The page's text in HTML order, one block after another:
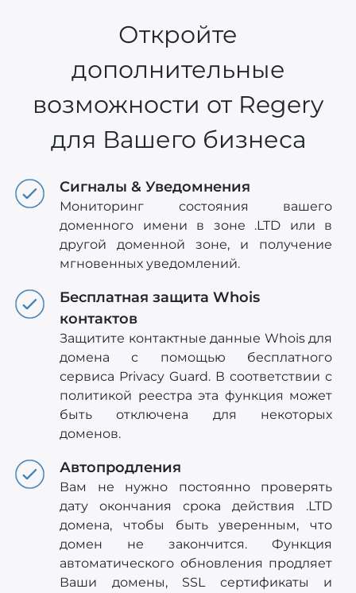
Откройте
дополнительные
возможности от Regery
для Вашего бизнеса
Сигналы & Уведомнения
Мониторинг состояния вашего
доменного имени в зоне .LTD или в
другой доменной зоне, и получение
мгновенных уведомлений.
Бесплатная защита Whois
контактов
Защитите контактные данные Whois для
домена с помощью бесплатного
сервиса Privacy Guard. В соответствии с
политикой реестра эта функция может
быть отключена для некоторых
доменов.
Автопродления
Вам не нужно постоянно проверять
дату окончания срока действия .LTD
домена, чтобы быть уверенным, что
домен не закончится. Функция
автоматического обновления продляет
Ваши домены, SSL сертификаты и